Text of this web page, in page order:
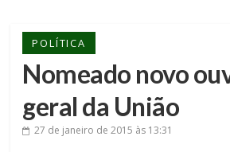
POLÍTICA
Nomeado novo
geral da União
27 de janeiro de 2015 às 13:31